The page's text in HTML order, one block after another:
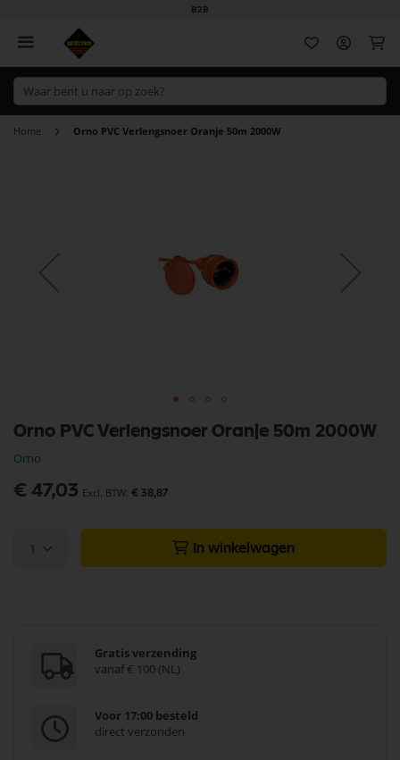
B2B
Home Orno PVC Verlengsnoer Oranje 50m 2000W
Orno PVC Verlengsnoer Oranje 50m 2000W
Orno
€ 47,03 € 38,87
1 In winkelwagen
Gratis verzending
vanaf € 100 (NL)
Voor 17:00 besteld
direct verzonden
naar
het
begin
van
de